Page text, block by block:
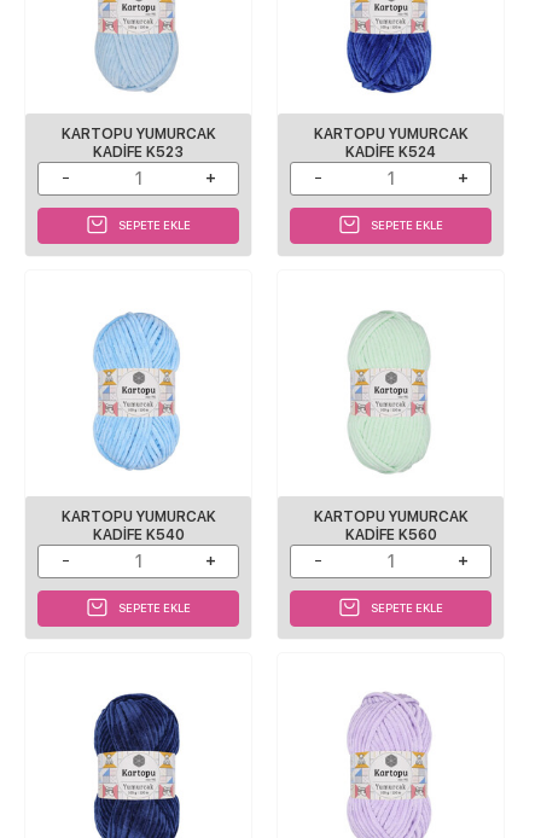
KARTOPU YUMURCAK
KADIFE K523
SEPETE EKLE
KARTOPU YUMURCAK
KADIFE K524
SEPETE EKLE
KARTOPU YUMURCAK
KADIFE K540
SEPETE EKLE
KARTOPU YUMURCAK
KADIFE K560
SEPETE EKLE